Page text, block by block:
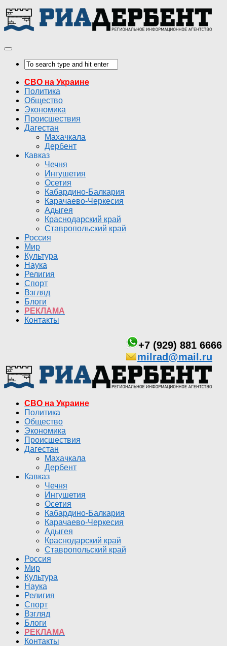
СВО на Украине
Политика
Общество
Экономика
Происшествия
Дагестан
Махачкала
Дербент
Кавказ
Чечня
Ингушетия
Осетия
Кабардино-Балкария
Карачаево-Черкесия
Адыгея
Краснодарский край
Ставропольский край
Россия
Мир
Культура
Наука
Религия
Спорт
Взгляд
Блоги
РЕКЛАМА
Контакты
+7 (929) 881 6666
milrad@mail.ru
СВО на Украине
Политика
Общество
Экономика
Происшествия
Дагестан
Махачкала
Дербент
Кавказ
Чечня
Ингушетия
Осетия
Кабардино-Балкария
Карачаево-Черкесия
Адыгея
Краснодарский край
Ставропольский край
Россия
Мир
Культура
Наука
Религия
Спорт
Взгляд
Блоги
РЕКЛАМА
Контакты